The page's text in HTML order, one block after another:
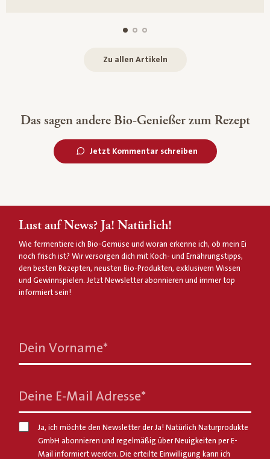
Zu allen Artikeln
Das sagen andere Bio-Genießer zum Rezept
Jetzt Kommentar schreiben
Lust auf News? Ja! Natürlich!
Wie fermentiere ich Bio-Gemüse und woran erkenne ich, ob mein Ei
noch frisch ist? Wir versorgen dich mit Koch- und Ernährungstipps,
den besten Rezepten, neusten Bio-Produkten, exklusivem Wissen
und Gewinnspielen. Jetzt Newsletter abonnieren und immer top
informiert sein!
Dein Vorname*
Deine E-Mail Adresse*
Ja, ich möchte den Newsletter der Ja! Natürlich Naturprodukte
GmbH abonnieren und regelmäßig über Neuigkeiten per E-
Mail informiert werden. Die erteilte Einwilligung kann ich